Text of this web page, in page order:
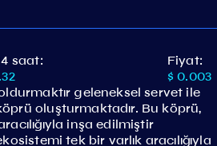
saat:
Fiyat:
$ 0.003
geleneksel servet ile
oluşturmaktadır. Bu köprü,
inşa edilmiştir
tek bir varlık aracılığıyla